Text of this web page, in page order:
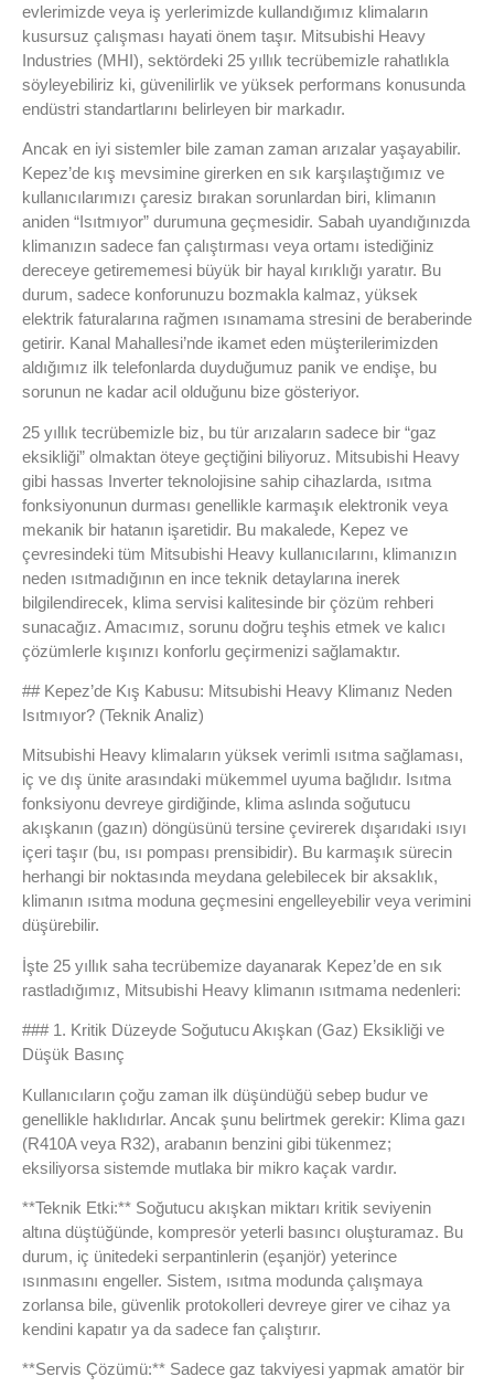
evlerimizde veya iş yerlerimizde kullandığımız klimaların
kusursuz çalışması hayati önem taşır. Mitsubishi Heavy
Industries (MHI), sektördeki 25 yıllık tecrübemizle rahatlıkla
söyleyebiliriz ki, güvenilirlik ve yüksek performans konusunda
endüstri standartlarını belirleyen bir markadır.
Ancak en iyi sistemler bile zaman zaman arızalar yaşayabilir.
Kepez’de kış mevsimine girerken en sık karşılaştığımız ve
kullanıcılarımızı çaresiz bırakan sorunlardan biri, klimanın
aniden “Isıtmıyor” durumuna geçmesidir. Sabah uyandığınızda
klimanızın sadece fan çalıştırması veya ortamı istediğiniz
dereceye getirememesi büyük bir hayal kırıklığı yaratır. Bu
durum, sadece konforunuzu bozmakla kalmaz, yüksek
elektrik faturalarına rağmen ısınamama stresini de beraberinde
getirir. Kanal Mahallesi’nde ikamet eden müşterilerimizden
aldığımız ilk telefonlarda duyduğumuz panik ve endişe, bu
sorunun ne kadar acil olduğunu bize gösteriyor.
25 yıllık tecrübemizle biz, bu tür arızaların sadece bir “gaz
eksikliği” olmaktan öteye geçtiğini biliyoruz. Mitsubishi Heavy
gibi hassas Inverter teknolojisine sahip cihazlarda, ısıtma
fonksiyonunun durması genellikle karmaşık elektronik veya
mekanik bir hatanın işaretidir. Bu makalede, Kepez ve
çevresindeki tüm Mitsubishi Heavy kullanıcılarını, klimanızın
neden ısıtmadığının en ince teknik detaylarına inerek
bilgilendirecek, klima servisi kalitesinde bir çözüm rehberi
sunacağız. Amacımız, sorunu doğru teşhis etmek ve kalıcı
çözümlerle kışınızı konforlu geçirmenizi sağlamaktır.
## Kepez’de Kış Kabusu: Mitsubishi Heavy Klimanız Neden
Isıtmıyor? (Teknik Analiz)
Mitsubishi Heavy klimaların yüksek verimli ısıtma sağlaması,
iç ve dış ünite arasındaki mükemmel uyuma bağlıdır. Isıtma
fonksiyonu devreye girdiğinde, klima aslında soğutucu
akışkanın (gazın) döngüsünü tersine çevirerek dışarıdaki ısıyı
içeri taşır (bu, ısı pompası prensibidir). Bu karmaşık sürecin
herhangi bir noktasında meydana gelebilecek bir aksaklık,
klimanın ısıtma moduna geçmesini engelleyebilir veya verimini
düşürebilir.
İşte 25 yıllık saha tecrübemize dayanarak Kepez’de en sık
rastladığımız, Mitsubishi Heavy klimanın ısıtmama nedenleri:
### 1. Kritik Düzeyde Soğutucu Akışkan (Gaz) Eksikliği ve
Düşük Basınç
Kullanıcıların çoğu zaman ilk düşündüğü sebep budur ve
genellikle haklıdırlar. Ancak şunu belirtmek gerekir: Klima gazı
(R410A veya R32), arabanın benzini gibi tükenmez;
eksiliyorsa sistemde mutlaka bir mikro kaçak vardır.
**Teknik Etki:** Soğutucu akışkan miktarı kritik seviyenin
altına düştüğünde, kompresör yeterli basıncı oluşturamaz. Bu
durum, iç ünitedeki serpantinlerin (eşanjör) yeterince
ısınmasını engeller. Sistem, ısıtma modunda çalışmaya
zorlansa bile, güvenlik protokolleri devreye girer ve cihaz ya
kendini kapatır ya da sadece fan çalıştırır.
**Servis Çözümü:** Sadece gaz takviyesi yapmak amatör bir